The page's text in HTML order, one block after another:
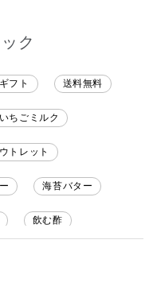
ク
ギフト 送料無料
いちごミルク
トレット
海苔バター
飲む酢